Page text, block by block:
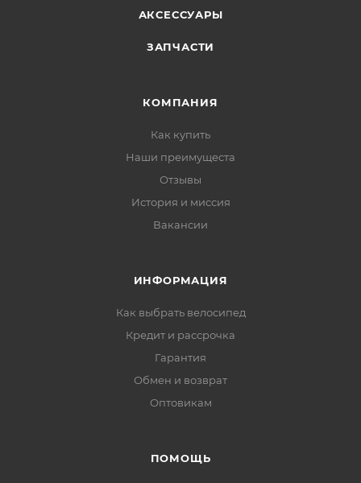
АКСЕССУАРЫ
ЗАПЧАСТИ
КОМПАНИЯ
Как купить
Наши преимущеста
Отзывы
История и миссия
Вакансии
ИНФОРМАЦИЯ
Как выбрать велосипед
Кредит и рассрочка
Гарантия
Обмен и возврат
Оптовикам
ПОМОЩЬ